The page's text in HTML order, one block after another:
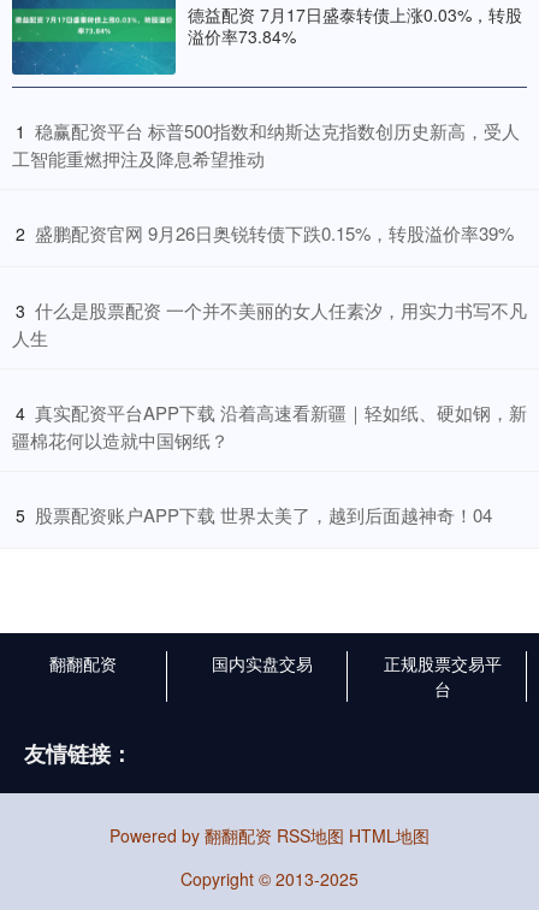
德益配资 7月17日盛泰转债上涨0.03%，转股
溢价率73.84%
1 ​稳赢配资平台 标普500指数和纳斯达克指数创历史新高，受人
工智能重燃押注及降息希望推动
2 ​盛鹏配资官网 9月26日奥锐转债下跌0.15%，转股溢价率39%
3 ​什么是股票配资 一个并不美丽的女人任素汐，用实力书写不凡
人生
4 ​真实配资平台APP下载 沿着高速看新疆｜轻如纸、硬如钢，新
疆棉花何以造就中国钢纸？
5 ​股票配资账户APP下载 世界太美了，越到后面越神奇！04
翻翻配资 国内实盘交易
正规股票交易平
台
友情链接：
Powered by 翻翻配资 RSS地图 HTML地图
Copyright © 2013-2025